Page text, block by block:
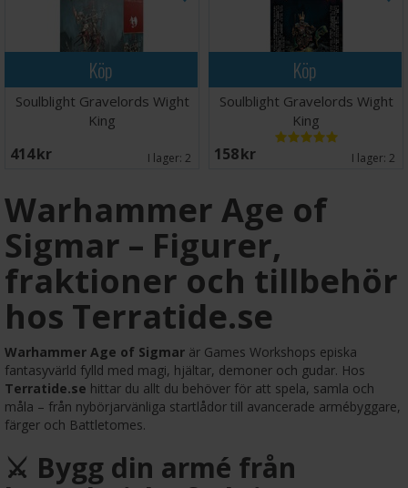
Köp
Soulblight Gravelords Wight
King
414 SEK I lager: 2
Köp
Soulblight Gravelords Wight
King
158 SEK I lager: 2
Warhammer Age of
Sigmar – Figurer,
fraktioner och tillbehör
hos Terratide.se
Warhammer Age of Sigmar är Games Workshops episka
fantasyvärld fylld med magi, hjältar, demoner och gudar. Hos
Terratide.se hittar du allt du behöver för att spela, samla och
måla – från nybörjarvänliga startlådor till avancerade armébyggare,
färger och Battletomes.
⚔️ Bygg din armé från